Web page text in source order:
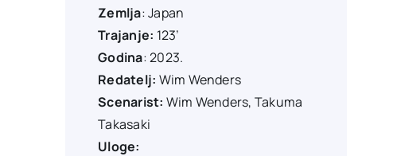
Zemlja: Japan
Trajanje: 123’
Godina: 2023.
Redatelj: Wim Wenders
Scenarist: Wim Wenders, Takuma
Takasaki
Uloge: